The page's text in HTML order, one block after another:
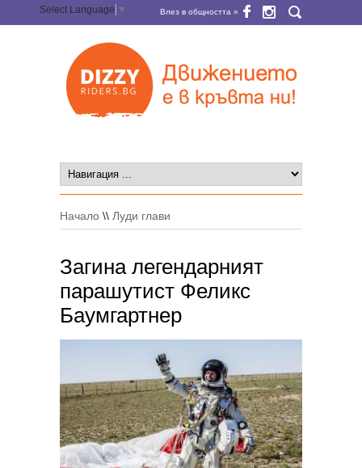
Select Language ▼ Влез в общността »
Начало \\ Луди глави
Загина легендарният
парашутист Феликс
Баумгартнер